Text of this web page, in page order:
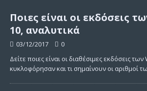
Ποιες είναι οι εκδόσεις
10, αναλυτικά
03/12/2017
0
Δείτε ποιες είναι οι διαθέσιμες εκδόσεις
κυκλοφόρησαν και τι σημαίνουν οι αριθμοί